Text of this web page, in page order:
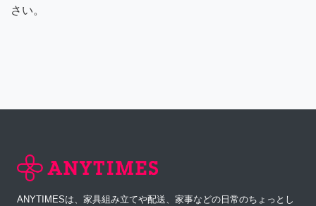
さい。
ANYTIMESは、家具組み立てや配送、家事などの日常のちょっとし